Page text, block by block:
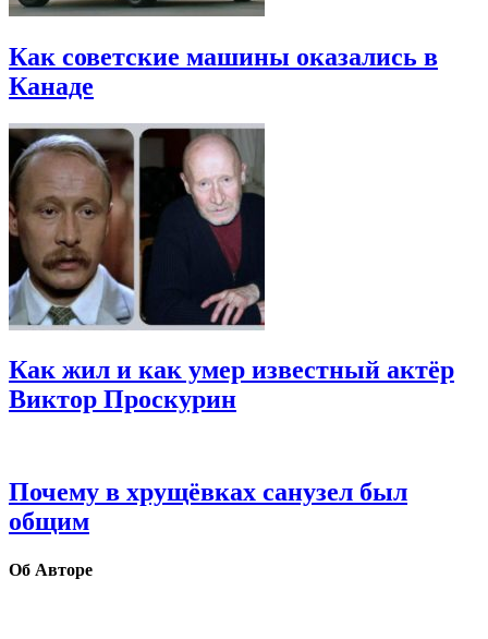
Как советские машины оказались в
Канаде
Как жил и как умер известный актёр
Виктор Проскурин
Почему в хрущёвках санузел был
общим
Об Авторе